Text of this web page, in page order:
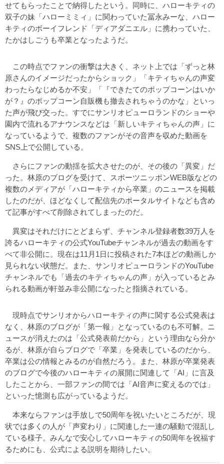
せてもらったことで納得したという。同時に、ハローキティの
双子の妹「ハローミミィ」に関わっていた冨永みーな、ハロー
キティのボーイフレンド「ディアダニエル」に携わっていた、
たかはしごうも卒業となったようだ。
この時点でファンの衝撃は大きく、ネット上では「ずっと林
原さんのイメージだったからショック」「キティちゃんの声変
わったらなじめるか不安」「『できたてのポップコーンはいか
が？』のポップコーン自販機も撤去されちゃうのかな」といっ
た声が飛び交った。すでにサンリオピューロランドのショーや
園内で流れるアナウンスなどは「新しいキティちゃんの声」に
なっているようで、複数のファンがその音声を収めた動画を
SNS上で公開している。
さらにファンの動揺を拡大させたのが、その後の「異変」だ
った。林原のブログを受けて、スポーツニッポンWEB版などの
複数のメディアが「ハローキティから卒業」のニュースを掲載
したのだが、ほどなくして配信先のポータルサイトなども含め
て記事がすべて削除されてしまったのだ。
異変はそれだけにとどまらず、チャンネル登録者数39万人を
誇るハローキティの公式YouTubeチャンネルが過去の動画をす
べて非公開に。現在は11月1日に投稿された7本ほどの動画しか
見られない状態だ。また、サンリオピューロランドのYouTube
チャンネルでも「過去のキティちゃんの声」が入っているとみ
られる動画が軒並み非公開になったと指摘されている。
現時点でサンリオからハローキティの声に関する公式発表は
なく、林原のブログが「第一報」となっているのも不可解。ニ
ュースが消えたのは「公式発表前だから」という理由なら分か
るが、林原が自らブログで「卒業」を発表しているのだから、
卒業は公の情報とみるのが自然だろう。また、林原が卒業発表
のブログで今後のハローキティの展開に関連して「AI」に言及
したことから、一部ファンの間では「AI音声に変えるのでは」
といった憶測も広がっているようだ。
本来ならファンは手放しで50周年を祝いたいところだが、現
状では多くの人が「声変わり」に関連した一連の騒動で混乱し
ている様子。みんなで安心してハローキティの50周年を祝福す
るためにも、公式による説明を期待したい。